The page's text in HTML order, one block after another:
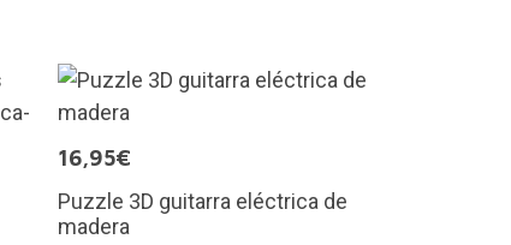
16,95€
Puzzle 3D guitarra eléctrica de
madera